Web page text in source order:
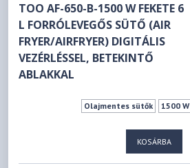
TOO AF-650-B-1500 W FEKETE 6
L FORRÓLEVEGŐS SÜTŐ (AIR
FRYER/AIRFRYER) DIGITÁLIS
VEZÉRLÉSSEL, BETEKINTŐ
ABLAKKAL
Olajmentes sütők 1500 W
KOSÁRBA